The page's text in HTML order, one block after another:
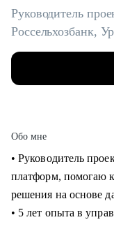
Руководитель
Россельхозбанк,
Обо мне
• Руководитель
платформ, помогаю
решения на основе
• 5 лет опыта в